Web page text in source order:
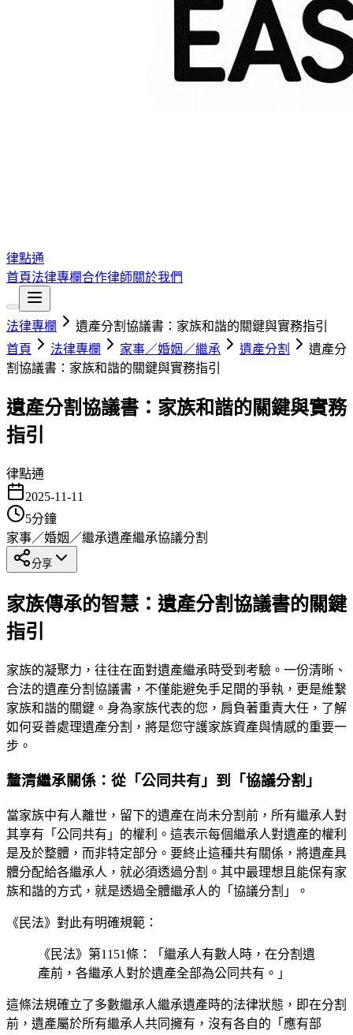
律點通
首頁法律專欄合作律師關於我們
法律專欄
遺產分割協議書：家族和諧的關鍵與實務指引
首頁
法律專欄 家事／婚姻／繼承 遺產分割
遺產分
割協議書：家族和諧的關鍵與實務指引
遺產分割協議書：家族和諧的關鍵與實務
指引
律點通
2025-11-11
5分鐘
家事／婚姻／繼承遺產繼承協議分割
分享
家族傳承的智慧：遺產分割協議書的關鍵
指引
家族的凝聚力，往往在面對遺產繼承時受到考驗。一份清晰、
合法的遺產分割協議書，不僅能避免手足間的爭執，更是維繫
家族和諧的關鍵。身為家族代表的您，肩負著重責大任，了解
如何妥善處理遺產分割，將是您守護家族資產與情感的重要一
步。
釐清繼承關係：從「公同共有」到「協議分割」
當家族中有人離世，留下的遺產在尚未分割前，所有繼承人對
其享有「公同共有」的權利。這表示每個繼承人對遺產的權利
是及於整體，而非特定部分。要終止這種共有關係，將遺產具
體分配給各繼承人，就必須透過分割。其中最理想且能保有家
族和諧的方式，就是透過全體繼承人的「協議分割」。
《民法》對此有明確規範：
《民法》第1151條：「繼承人有數人時，在分割遺
產前，各繼承人對於遺產全部為公同共有。」
這條法規確立了多數繼承人繼承遺產時的法律狀態，即在分割
前，遺產屬於所有繼承人共同擁有，沒有各自的「應有部